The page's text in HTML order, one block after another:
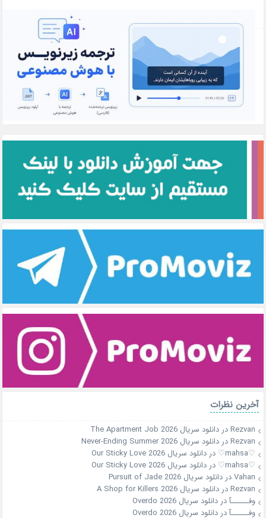
آخرین نظرات
Rezvanدردانلود سریال The Apartment Job 2026
Rezvanدردانلود سریال Never-Ending Summer 2026
♡mahsa♡
دردانلود سریال Our Sticky Love 2026
♡mahsa♡
دردانلود سریال Our Sticky Love 2026
Vahanدردانلود سریال Pursuit of Jade 2026
Rezvanدردانلود سریال A Shop for Killers 2026
وفــــــآدردانلود سریال Overdo 2026
وفــــــآدردانلود سریال Overdo 2026